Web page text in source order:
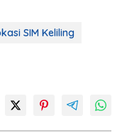
SIM Keliling